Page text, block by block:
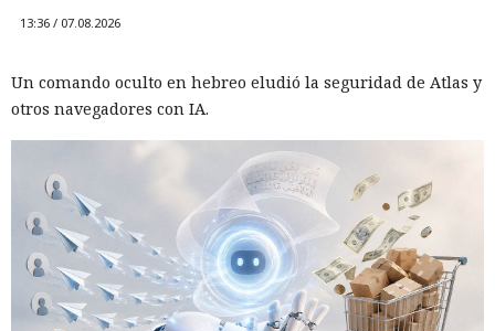
13:36 / 07.08.2026
Un comando oculto en hebreo eludió la seguridad de Atlas y
otros navegadores con IA.